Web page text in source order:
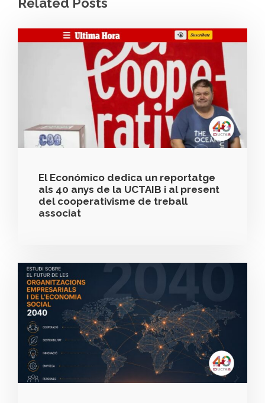
El Económico dedica un reportatge
als 40 anys de la UCTAIB i al present
del cooperativisme de treball
associat